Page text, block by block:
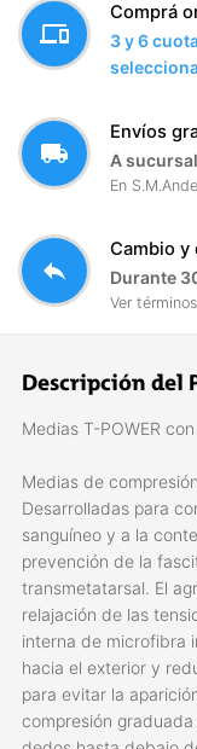
devices
Comprá
3 y 6
local_shipping
Envíos
A
En
reply
Cambio y
Durante
Ver
Descripción del
Medias T-POWER
Medias de
Desarrolladas para
sanguíneo y a la
prevención de la
transmetatarsal. El
relajación de las
interna de microfibra
hacia el exterior y
para evitar la
compresión